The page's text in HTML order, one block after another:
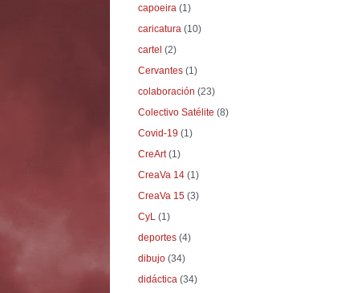
capoeira (1)
caricatura (10)
cartel (2)
Cervantes (1)
colaboración (23)
Colectivo Satélite (8)
Covid-19 (1)
CreArt (1)
CreaVa 14 (1)
CreaVa 15 (3)
CyL (1)
deportes (4)
dibujo (34)
didáctica (34)